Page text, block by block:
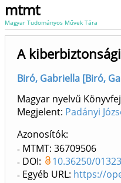
mtmt
Magyar Tudományos Művek Tára
A
Biró, Gabriella [Biró,
Magyar nyelvű
Megjelent: Padányi
Azonosítók
MTMT: 36709506
DOI:
10.36250/
Egyéb URL: https://